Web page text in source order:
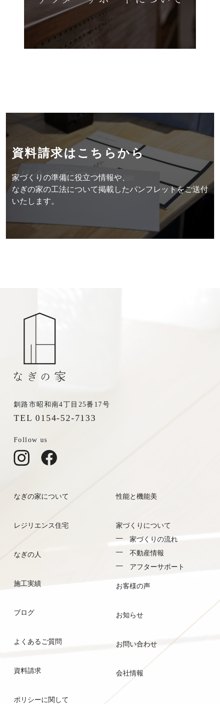
資料請求はこちらから
家づくりの準備に役立つ情報や、
なぎの家の工法について掲載したパンフレットをご送付
いたします。
釧路市昭和南4丁目25番17号
TEL 0154-52-7133
Follow us
なぎの家について
レジリエンス住宅
なぎの人
施工実績
ブログ
よくあるご質問
資料請求
ポリシーに関して
性能と機能美
家づくりについて
家づくりの流れ
不動産情報
アフターサポート
お客様の声
お知らせ
お問い合わせ
会社情報